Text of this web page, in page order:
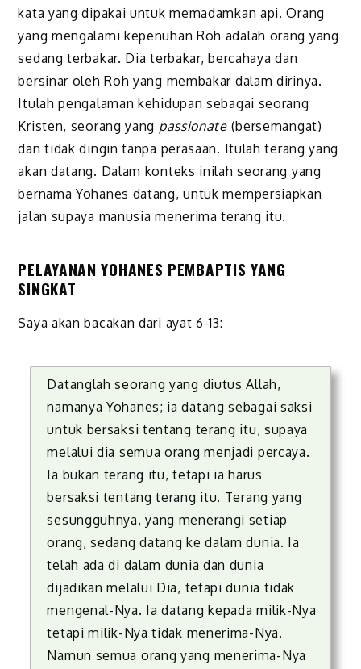
kata yang dipakai untuk memadamkan api. Orang
yang mengalami kepenuhan Roh adalah orang yang
sedang terbakar. Dia terbakar, bercahaya dan
bersinar oleh Roh yang membakar dalam dirinya.
Itulah pengalaman kehidupan sebagai seorang
Kristen, seorang yang passionate(bersemangat)
dan tidak dingin tanpa perasaan. Itulah terang yang
akan datang. Dalam konteks inilah seorang yang
bernama Yohanes datang, untuk mempersiapkan
jalan supaya manusia menerima terang itu.
PELAYANAN YOHANES PEMBAPTIS YANG
SINGKAT
Saya akan bacakan dari ayat 6-13:
Datanglah seorang yang diutus Allah,
namanya Yohanes; ia datang sebagai saksi
untuk bersaksi tentang terang itu, supaya
melalui dia semua orang menjadi percaya.
Ia bukan terang itu, tetapi ia harus
bersaksi tentang terang itu. Terang yang
sesungguhnya, yang menerangi setiap
orang, sedang datang ke dalam dunia. Ia
telah ada di dalam dunia dan dunia
dijadikan melalui Dia, tetapi dunia tidak
mengenal-Nya. Ia datang kepada milik-Nya
tetapi milik-Nya tidak menerima-Nya.
Namun semua orang yang menerima-Nya